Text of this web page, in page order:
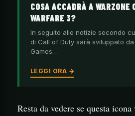
COSA ACCADRÀ A WARZONE
WARFARE 3?
In seguito alle notizie secondo
di Call of Duty sarà sviluppato
Games…
LEGGI ORA →
Resta da vedere se questa